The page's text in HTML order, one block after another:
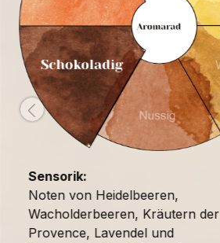
Sensorik:
Noten von Heidelbeeren,
Wacholderbeeren, Kräutern der
Provence, Lavendel und